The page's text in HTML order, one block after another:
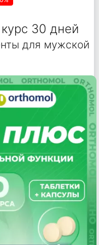
30 дней
для мужской